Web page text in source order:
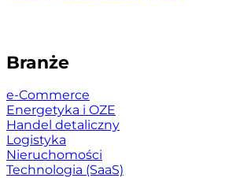
Branże
e-Commerce
Energetyka i OZE
Handel detaliczny
Logistyka
Nieruchomości
Technologia (SaaS)